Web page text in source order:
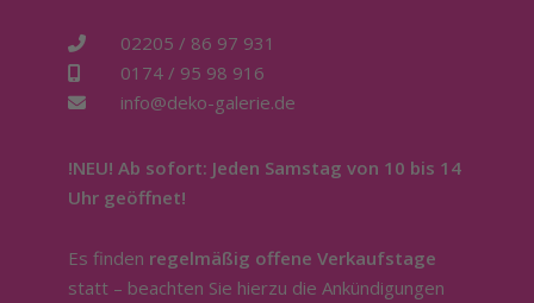
02205 / 86 97 931
0174 / 95 98 916
info@deko-galerie.de
!NEU! Ab sofort: Jeden Samstag von 10 bis 14
Uhr geöffnet!
Es finden regelmäßig offene Verkaufstage
statt – beachten Sie hierzu die Ankündigungen